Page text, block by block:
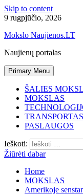
Skip to content
9 rugpjūčio, 2026
Mokslo Naujienos.LT
Naujienų portalas
Primary Menu
ŠALIES
MOKSLAS
TRANSPORTAS
PASLAUGOS
Ieškoti:
Žiūrėti dabar
Home
MOKSLAS
Amerikoje